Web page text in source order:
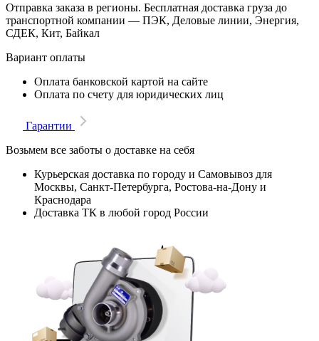
Отправка заказа в регионы. Бесплатная доставка груза до
транспортной компании — ПЭК, Деловые линии, Энергия,
СДЕК, Кит, Байкал
Вариант оплаты
Оплата банковской картой на сайте
Оплата по счету для юридических лиц
Гарантии
Возьмем все заботы о доставке на себя
Курьерская доставка по городу и Самовывоз для
Москвы, Санкт-Петербурга, Ростова-на-Дону и
Краснодара
Доставка ТК в любой город России